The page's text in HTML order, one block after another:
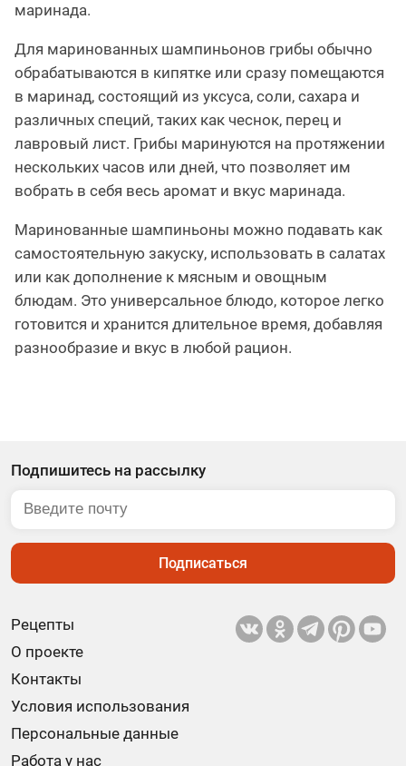
маринада.
Для маринованных шампиньонов грибы обычно
обрабатываются в кипятке или сразу помещаются
в маринад, состоящий из уксуса, соли, сахара и
различных специй, таких как чеснок, перец и
лавровый лист. Грибы маринуются на протяжении
нескольких часов или дней, что позволяет им
вобрать в себя весь аромат и вкус маринада.
Маринованные шампиньоны можно подавать как
самостоятельную закуску, использовать в салатах
или как дополнение к мясным и овощным
блюдам. Это универсальное блюдо, которое легко
готовится и хранится длительное время, добавляя
разнообразие и вкус в любой рацион.
Рецепты
О проекте
Контакты
Условия использования
Персональные данные
Работа у нас
Подпишитесь на рассылку
Подписаться